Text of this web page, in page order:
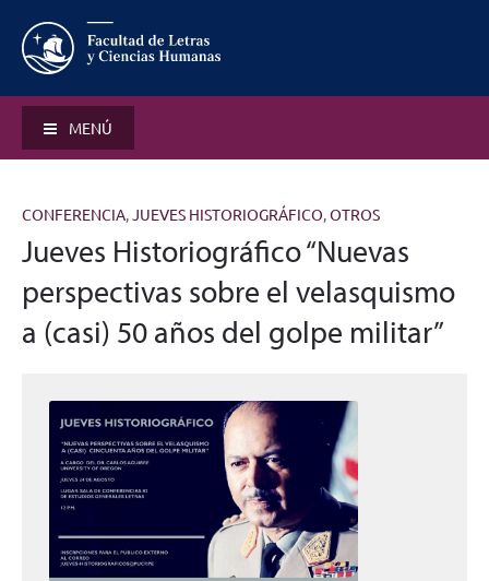
MENÚ
CONFERENCIA,JUEVES HISTORIOGRÁFICO,OTROS
Jueves Historiográfico “Nuevas
perspectivas sobre el velasquismo
a (casi) 50 años del golpe militar”